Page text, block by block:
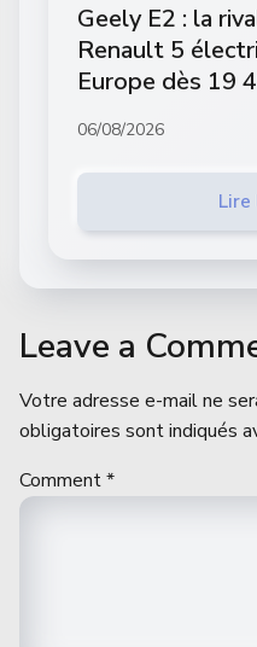
Geely E2 : la
Renault 5
Europe dès 19
06/08/2026
Leave a
Votre adresse e-mail ne
obligatoires sont indiqués
Comment*